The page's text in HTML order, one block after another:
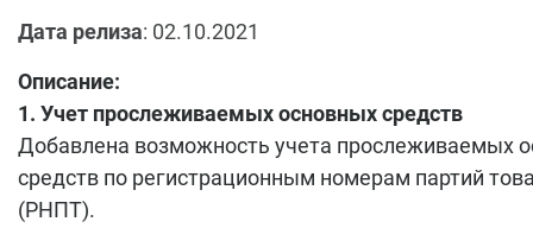
Дата релиза: 02.10.2021
Описание:
1. Учет прослеживаемых основных средств
Добавлена возможность учета прослеживаемых
средств по регистрационным номерам партий
(РНПТ).